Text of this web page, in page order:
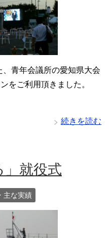
青年会議所の愛知県大会
をご利用頂きました。
続きを読む
就役式
主な実績